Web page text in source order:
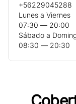
+56229045288
Lunes a Viernes
07:30 ― 20:00
Sábado a
08:30 ― 20:30